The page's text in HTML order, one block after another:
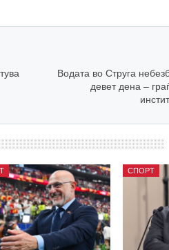
Водата во Струга
девет дена –
СПОРТ